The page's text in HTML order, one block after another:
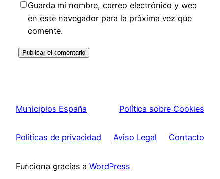
Guarda mi nombre, correo electrónico y web
en este navegador para la próxima vez que
comente.
Municipios España Política sobre Cookies
Políticas de privacidad Aviso Legal Contacto
Funciona gracias a WordPress